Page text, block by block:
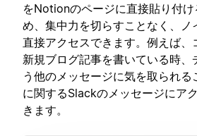
をNotionのページに直接貼り付け
め、集中力を切らすことなく、ノ
直接アクセスできます。例えば、
新規ブログ記事を書いている時、
う他のメッセージに気を取られ
に関するSlackのメッセージにア
きます。